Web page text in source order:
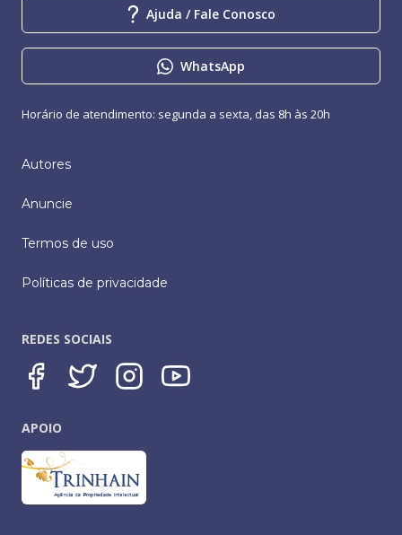
Ajuda / Fale Conosco
WhatsApp
Horário de atendimento: segunda a sexta, das 8h às 20h
Autores
Anuncie
Termos de uso
Políticas de privacidade
REDES SOCIAIS
APOIO